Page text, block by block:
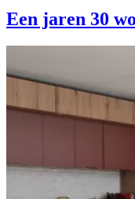
Een jaren 30